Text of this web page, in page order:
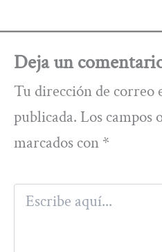
Deja un
Tu dirección de correo
publicada. Los campos
marcados con *
Escribe
aquí...